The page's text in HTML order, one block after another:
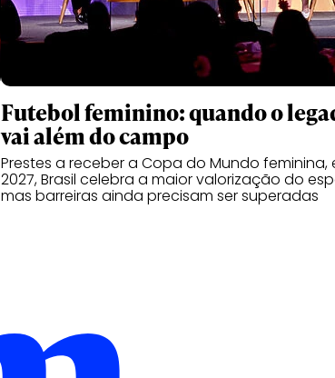
Futebol feminino: quando o
vai além do campo
Prestes a receber a Copa do Mundo feminina,
2027, Brasil celebra a maior valorização do
mas barreiras ainda precisam ser superadas